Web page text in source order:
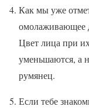
Как мы уже
омолаживающее
Цвет лица при
уменьшаются, а
румянец.
Если тебе